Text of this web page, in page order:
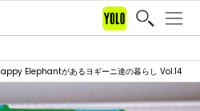
Elephantがあるヨギーニ達の暮らし Vol.14